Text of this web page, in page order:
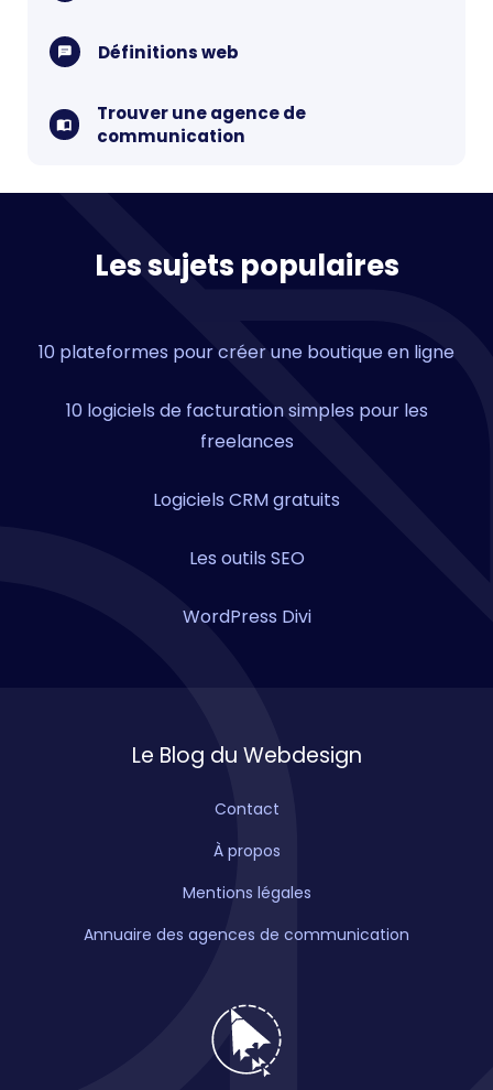
Définitions web
Trouver une agence de
communication
Les sujets populaires
10 plateformes pour créer une boutique en ligne
10 logiciels de facturation simples pour les
freelances
Logiciels CRM gratuits
Les outils SEO
WordPress Divi
Le Blog du Webdesign
Contact
À propos
Mentions légales
Annuaire des agences de communication